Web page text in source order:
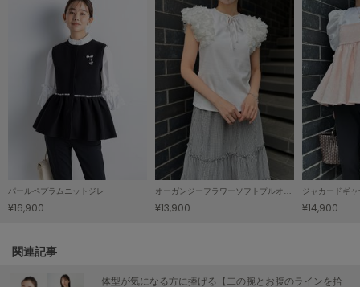
made of Organics
メイドオブオーガニクス
MICHU COQUETTE
ミチュ コケット
MIESROHE
ミースロエ
miies miim
ミーエスミーム
ミラオーウェン
MOIGE
パールペプラムニットジレ
¥16,900
オーガンジーフラワーソフトプルオーバー
¥13,900
ジャカードギ
¥14,900
関連記事
体型が気になる方に捧げる【二の腕とお腹のラインを拾